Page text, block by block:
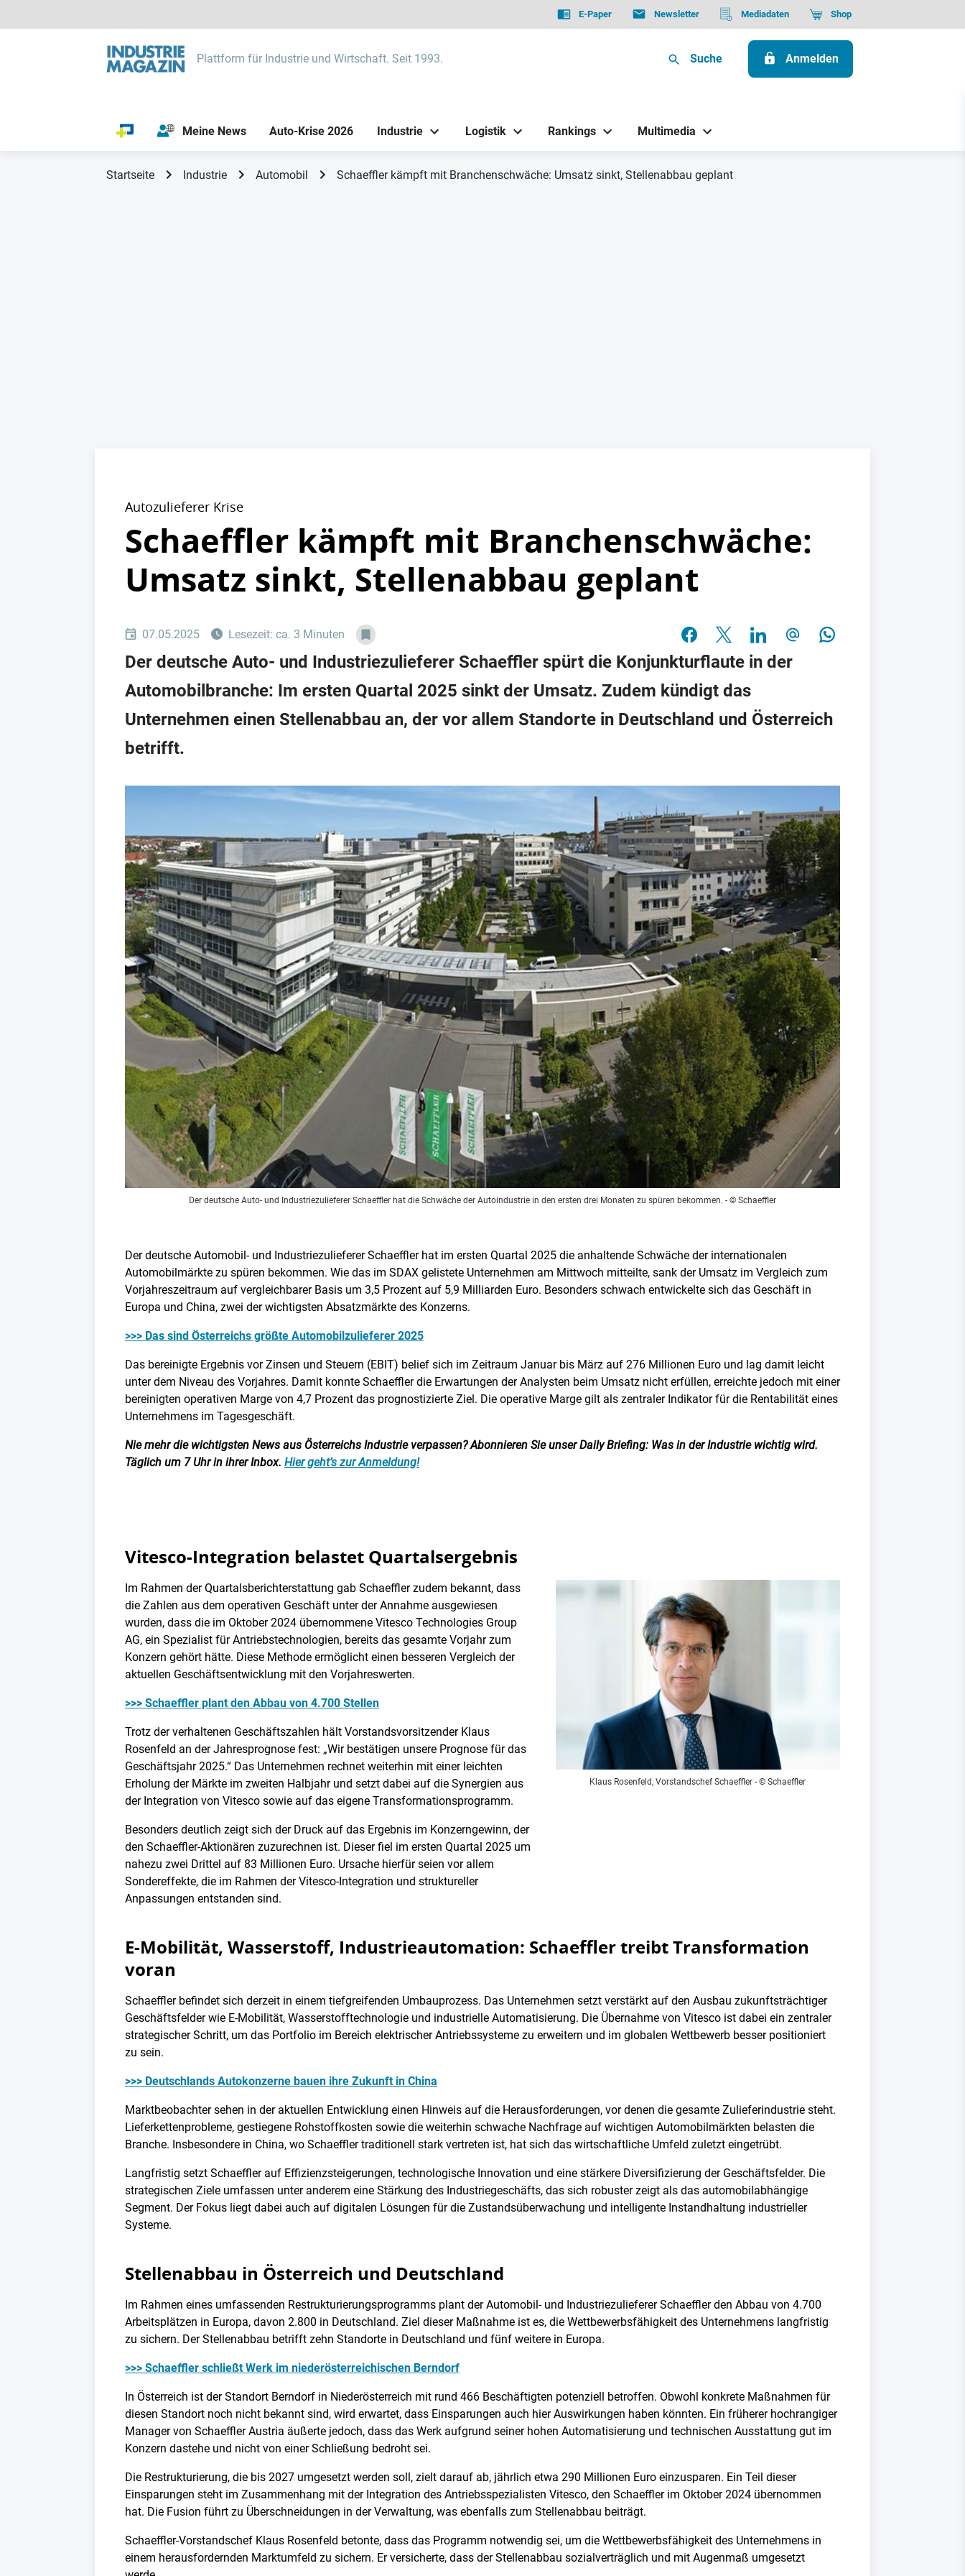
E-Paper Newsletter Mediadaten Shop
Plattform für Industrie und Wirtschaft. Seit 1993. Suche Anmelden
Meine News Auto-Krise 2026 Industrie Logistik Rankings Multimedia
Startseite Industrie Automobil Schaeffler kämpft mit Branchenschwäche: Umsatz sinkt, Stellenabbau geplant
Autozulieferer Krise
Schaeffler kämpft mit Branchenschwäche:
Umsatz sinkt, Stellenabbau geplant
07.05.2025 Lesezeit: ca. 3 Minuten
Der deutsche Auto- und Industriezulieferer Schaeffler spürt die Konjunkturflaute in der
Automobilbranche: Im ersten Quartal 2025 sinkt der Umsatz. Zudem kündigt das
Unternehmen einen Stellenabbau an, der vor allem Standorte in Deutschland und Österreich
betrifft.
Der deutsche Auto- und Industriezulieferer Schaeffler hat die Schwäche der Autoindustrie in den ersten drei Monaten zu spüren bekommen. - © Schaeffler
Der deutsche Automobil- und Industriezulieferer Schaeffler hat im ersten Quartal 2025 die anhaltende Schwäche der internationalen
Automobilmärkte zu spüren bekommen. Wie das im SDAX gelistete Unternehmen am Mittwoch mitteilte, sank der Umsatz im Vergleich zum
Vorjahreszeitraum auf vergleichbarer Basis um 3,5 Prozent auf 5,9 Milliarden Euro. Besonders schwach entwickelte sich das Geschäft in
Europa und China, zwei der wichtigsten Absatzmärkte des Konzerns.
>>> Das sind Österreichs größte Automobilzulieferer 2025
Das bereinigte Ergebnis vor Zinsen und Steuern (EBIT) belief sich im Zeitraum Januar bis März auf 276 Millionen Euro und lag damit leicht
unter dem Niveau des Vorjahres. Damit konnte Schaeffler die Erwartungen der Analysten beim Umsatz nicht erfüllen, erreichte jedoch mit einer
bereinigten operativen Marge von 4,7 Prozent das prognostizierte Ziel. Die operative Marge gilt als zentraler Indikator für die Rentabilität eines
Unternehmens im Tagesgeschäft.
Nie mehr die wichtigsten News aus Österreichs Industrie verpassen? Abonnieren Sie unser Daily Briefing: Was in der Industrie wichtig wird.
Täglich um 7 Uhr in ihrer Inbox. Hier geht’s zur Anmeldung!
Vitesco-Integration belastet Quartalsergebnis
Im Rahmen der Quartalsberichterstattung gab Schaeffler zudem bekannt, dass
die Zahlen aus dem operativen Geschäft unter der Annahme ausgewiesen
wurden, dass die im Oktober 2024 übernommene Vitesco Technologies Group
AG, ein Spezialist für Antriebstechnologien, bereits das gesamte Vorjahr zum
Konzern gehört hätte. Diese Methode ermöglicht einen besseren Vergleich der
aktuellen Geschäftsentwicklung mit den Vorjahreswerten.
>>> Schaeffler plant den Abbau von 4.700 Stellen
Trotz der verhaltenen Geschäftszahlen hält Vorstandsvorsitzender Klaus
Rosenfeld an der Jahresprognose fest: „Wir bestätigen unsere Prognose für das
Geschäftsjahr 2025.“ Das Unternehmen rechnet weiterhin mit einer leichten
Erholung der Märkte im zweiten Halbjahr und setzt dabei auf die Synergien aus
der Integration von Vitesco sowie auf das eigene Transformationsprogramm.
Besonders deutlich zeigt sich der Druck auf das Ergebnis im Konzerngewinn, der
den Schaeffler-Aktionären zuzurechnen ist. Dieser fiel im ersten Quartal 2025 um
nahezu zwei Drittel auf 83 Millionen Euro. Ursache hierfür seien vor allem
Sondereffekte, die im Rahmen der Vitesco-Integration und struktureller
Anpassungen entstanden sind.
Klaus Rosenfeld, Vorstandschef Schaeffler - © Schaeffler
E-Mobilität, Wasserstoff, Industrieautomation: Schaeffler treibt Transformation
voran
Schaeffler befindet sich derzeit in einem tiefgreifenden Umbauprozess. Das Unternehmen setzt verstärkt auf den Ausbau zukunftsträchtiger
Geschäftsfelder wie E-Mobilität, Wasserstofftechnologie und industrielle Automatisierung. Die Übernahme von Vitesco ist dabei ein zentraler
strategischer Schritt, um das Portfolio im Bereich elektrischer Antriebssysteme zu erweitern und im globalen Wettbewerb besser positioniert
zu sein.
>>> Deutschlands Autokonzerne bauen ihre Zukunft in China
Marktbeobachter sehen in der aktuellen Entwicklung einen Hinweis auf die Herausforderungen, vor denen die gesamte Zulieferindustrie steht.
Lieferkettenprobleme, gestiegene Rohstoffkosten sowie die weiterhin schwache Nachfrage auf wichtigen Automobilmärkten belasten die
Branche. Insbesondere in China, wo Schaeffler traditionell stark vertreten ist, hat sich das wirtschaftliche Umfeld zuletzt eingetrübt.
Langfristig setzt Schaeffler auf Effizienzsteigerungen, technologische Innovation und eine stärkere Diversifizierung der Geschäftsfelder. Die
strategischen Ziele umfassen unter anderem eine Stärkung des Industriegeschäfts, das sich robuster zeigt als das automobilabhängige
Segment. Der Fokus liegt dabei auch auf digitalen Lösungen für die Zustandsüberwachung und intelligente Instandhaltung industrieller
Systeme.
Stellenabbau in Österreich und Deutschland
Im Rahmen eines umfassenden Restrukturierungsprogramms plant der Automobil- und Industriezulieferer Schaeffler den Abbau von 4.700
Arbeitsplätzen in Europa, davon 2.800 in Deutschland. Ziel dieser Maßnahme ist es, die Wettbewerbsfähigkeit des Unternehmens langfristig
zu sichern. Der Stellenabbau betrifft zehn Standorte in Deutschland und fünf weitere in Europa.
>>> Schaeffler schließt Werk im niederösterreichischen Berndorf
In Österreich ist der Standort Berndorf in Niederösterreich mit rund 466 Beschäftigten potenziell betroffen. Obwohl konkrete Maßnahmen für
diesen Standort noch nicht bekannt sind, wird erwartet, dass Einsparungen auch hier Auswirkungen haben könnten. Ein früherer hochrangiger
Manager von Schaeffler Austria äußerte jedoch, dass das Werk aufgrund seiner hohen Automatisierung und technischen Ausstattung gut im
Konzern dastehe und nicht von einer Schließung bedroht sei.
Die Restrukturierung, die bis 2027 umgesetzt werden soll, zielt darauf ab, jährlich etwa 290 Millionen Euro einzusparen. Ein Teil dieser
Einsparungen steht im Zusammenhang mit der Integration des Antriebsspezialisten Vitesco, den Schaeffler im Oktober 2024 übernommen
hat. Die Fusion führt zu Überschneidungen in der Verwaltung, was ebenfalls zum Stellenabbau beiträgt.
Schaeffler-Vorstandschef Klaus Rosenfeld betonte, dass das Programm notwendig sei, um die Wettbewerbsfähigkeit des Unternehmens in
einem herausfordernden Marktumfeld zu sichern. Er versicherte, dass der Stellenabbau sozialverträglich und mit Augenmaß umgesetzt